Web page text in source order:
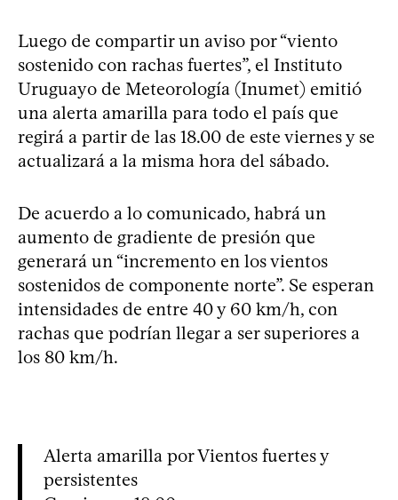
Luego de compartir un aviso por “viento
sostenido con rachas fuertes”, el Instituto
Uruguayo de Meteorología (Inumet) emitió
una alerta amarilla para todo el país que
regirá a partir de las 18.00 de este viernes y se
actualizará a la misma hora del sábado.
De acuerdo a lo comunicado, habrá un
aumento de gradiente de presión que
generará un “incremento en los vientos
sostenidos de componente norte”. Se esperan
intensidades de entre 40 y 60 km/h, con
rachas que podrían llegar a ser superiores a
los 80 km/h.
Alerta amarilla por Vientos fuertes y
persistentes